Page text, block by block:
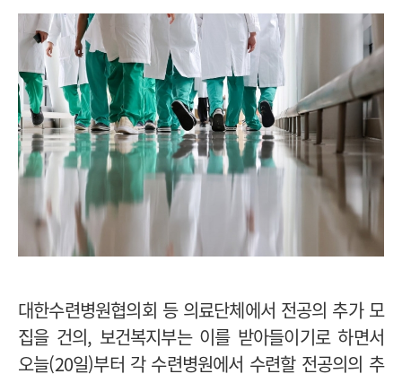
대한수련병원협의회 등 의료단체에서 전공의 추가 모
집을 건의, 보건복지부는 이를 받아들이기로 하면서
오늘(20일)부터 각 수련병원에서 수련할 전공의의 추